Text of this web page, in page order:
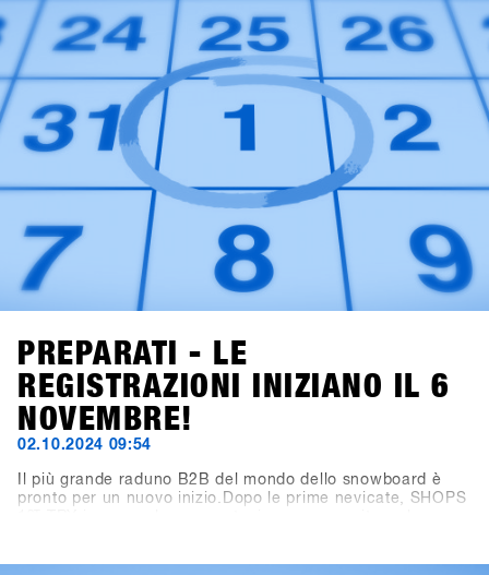
PREPARATI - LE
REGISTRAZIONI INIZIANO IL 6
NOVEMBRE!
02.10.2024 09:54
Il più grande raduno B2B del mondo dello snowboard è
pronto per un nuovo inizio.Dopo le prime nevicate, SHOPS